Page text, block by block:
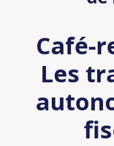
Café-
Les